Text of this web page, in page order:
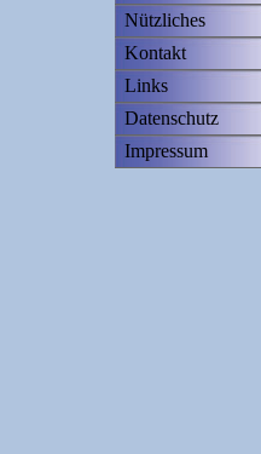
Nützliches
Kontakt
Links
Datenschutz
Impressum